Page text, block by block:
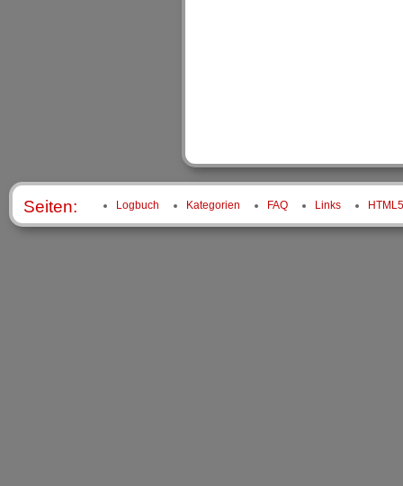
Seiten: Logbuch Kategorien FAQ Links